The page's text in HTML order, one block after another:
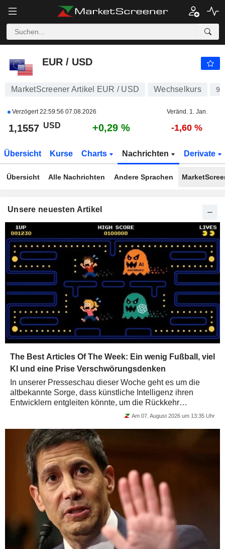
EUR / USD
EUR / USD
MarketScreener Artikel EUR / USD Wechselkurs
Verzögert22:59:56 07.08.2026 Veränd. 1. Jan.
1,1557 USD +0,29 % -1,60 %
Übersicht Kurse Charts Nachrichten Derivate
Übersicht Alle Nachrichten Andere Sprachen
Unsere neuesten Artikel
The Best Articles Of The Week: Ein wenig Fußball, viel
KI und eine Prise Verschwörungsdenken
In unserer Presseschau dieser Woche geht es um die
altbekannte Sorge, dass künstliche Intelligenz ihren
Entwicklern entgleiten könnte, um die Rückkehr
geldpolitischen Aktivismus, um Family Offices...
Am 07. August 2026 um 13:35 Uhr